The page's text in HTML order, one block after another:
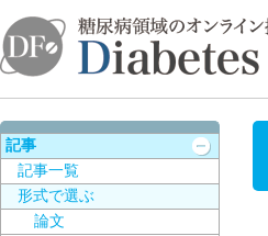
記事
記事一覧
形式で選ぶ
論文